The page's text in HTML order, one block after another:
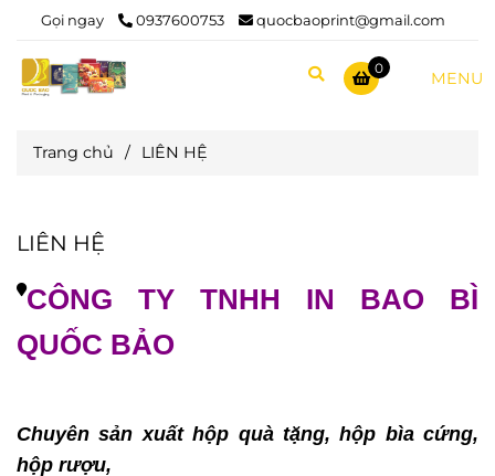
Gọi ngay 0937600753 quocbaoprint@gmail.com
0
MENU
Trang chủ / LIÊN HỆ
LIÊN HỆ
CÔNG TY TNHH IN BAO BÌ
QUỐC BẢO
Chuyên sản xuất hộp quà tặng, hộp bìa cứng,
hộp rượu,